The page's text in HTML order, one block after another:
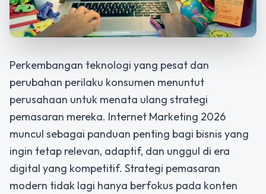
Perkembangan teknologi yang pesat dan
perubahan perilaku konsumen menuntut
perusahaan untuk menata ulang strategi
pemasaran mereka. Internet Marketing 2026
muncul sebagai panduan penting bagi bisnis yang
ingin tetap relevan, adaptif, dan unggul di era
digital yang kompetitif. Strategi pemasaran
modern tidak lagi hanya berfokus pada konten